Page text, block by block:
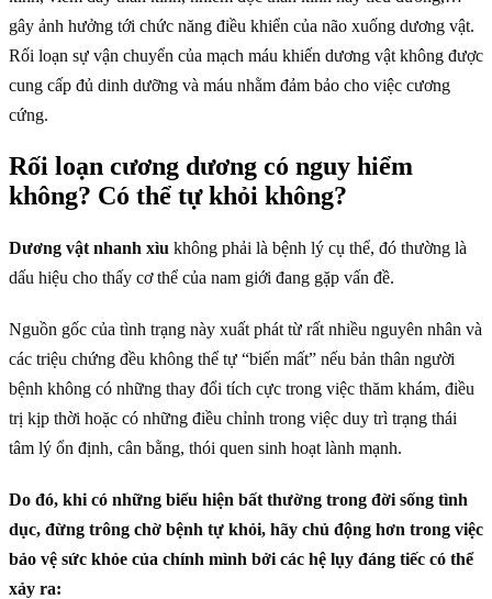
gây ảnh hưởng tới chức năng điều khiển của não xuống dương vật.
Rối loạn sự vận chuyển của mạch máu khiến dương vật không được
cung cấp đủ dinh dưỡng và máu nhằm đảm bảo cho việc cương
cứng.
Rối loạn cương dương có nguy hiểm
không? Có thể tự khỏi không?
Dương vật nhanh xìu không phải là bệnh lý cụ thể, đó thường là
dấu hiệu cho thấy cơ thể của nam giới đang gặp vấn đề.
Nguồn gốc của tình trạng này xuất phát từ rất nhiều nguyên nhân và
các triệu chứng đều không thể tự “biến mất” nếu bản thân người
bệnh không có những thay đổi tích cực trong việc thăm khám, điều
trị kịp thời hoặc có những điều chỉnh trong việc duy trì trạng thái
tâm lý ổn định, cân bằng, thói quen sinh hoạt lành mạnh.
Do đó, khi có những biểu hiện bất thường trong đời sống tình
dục, đừng trông chờ bệnh tự khỏi, hãy chủ động hơn trong việc
bảo vệ sức khỏe của chính mình bởi các hệ lụy đáng tiếc có thể
xảy ra: